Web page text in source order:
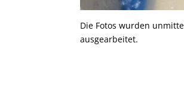
Die Fotos wurden
ausgearbeitet.